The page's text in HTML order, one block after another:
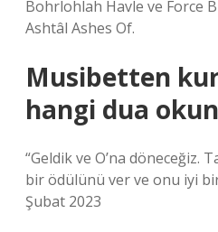
Bohrlohlah Havle ve Force
Ashtâl Ashes Of.
Musibetten
hangi dua
“Geldik ve O’na döneceğiz.
bir ödülünü ver ve onu iyi
Şubat 2023